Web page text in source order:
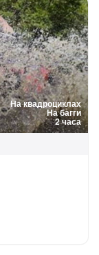
На квадроциклах
На багги
2 часа